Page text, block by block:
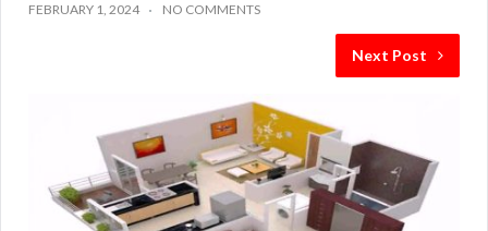
FEBRUARY 1, 2024 NO COMMENTS
Next Post